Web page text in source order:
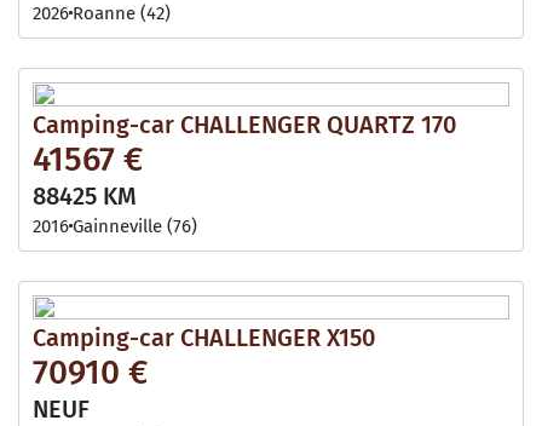
2026 Roanne (42)
Camping-car CHALLENGER QUARTZ 170
41567 €
88425 KM
2016Gainneville (76)
Camping-car CHALLENGER X150
70910 €
NEUF